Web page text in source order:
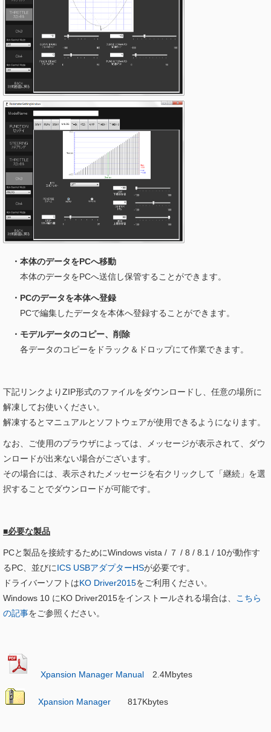
・本体のデータをPCへ移動
本体のデータをPCへ送信し保管することができます。
・PCのデータを本体へ登録
PCで編集したデータを本体へ登録することができます。
・モデルデータのコピー、削除
各データのコピーをドラック＆ドロップにて作業できます。
下記リンクよりZIP形式のファイルをダウンロードし、任意の場所に
解凍してお使いください。
解凍するとマニュアルとソフトウェアが使用できるようになります。
なお、ご使用のプラウザによっては、メッセージが表示されて、ダウ
ンロードが出来ない場合がございます。
その場合には、表示されたメッセージを右クリックして「継続」を選
択することでダウンロードが可能です。
■必要な製品
PCと製品を接続するためにWindows vista / ７ / 8 / 8.1 / 10が動作す
るPC、並びにICS USBアダプターHSが必要です。
ドライバーソフトはKO Driver2015をご利用ください。
Windows 10 にKO Driver2015をインストールされる場合は、
こちら
の記事をご参照ください。
Xpansion Manager Manual 2.4Mbytes
Xpansion Manager 817Kbytes